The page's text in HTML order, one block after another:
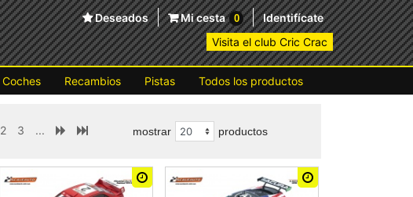
Deseados Mi cesta 0
Identifícate
Visita el club Cric Crac
Coches Recambios Pistas Todos los productos
2 3 ... mostrar productos